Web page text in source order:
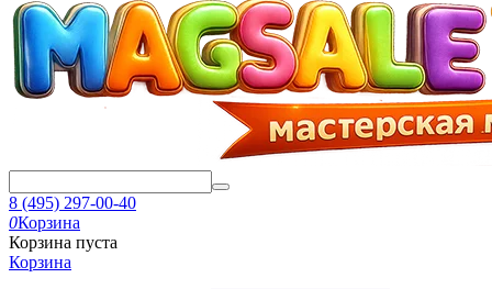
8 (495) 297-00-40
0Корзина
Корзина пуста
Корзина